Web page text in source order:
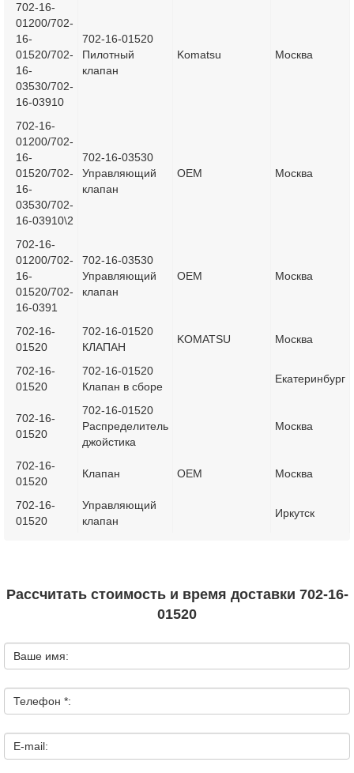
702-16-
01200/702-
16-
01520/702-
16-
03530/702-
16-03910
702-16-01520
Пилотный
клапан
Komatsu Москва
702-16-
01200/702-
16-
01520/702-
16-
03530/702-
16-03910\2
702-16-03530
Управляющий
клапан
OEM Москва
702-16-
01200/702-
16-
01520/702-
16-0391
702-16-03530
Управляющий
клапан
OEM Москва
702-16-
01520
702-16-01520
КЛАПАН
KOMATSU Москва
702-16-
01520
702-16-01520
Клапан в сборе
Екатеринбург
702-16-
01520
702-16-01520
Распределитель
джойстика
Москва
702-16-
01520
Клапан OEM Москва
702-16-
01520
Управляющий
клапан
Иркутск
Рассчитать стоимость и время доставки 702-16-
01520
Ваше имя:
Телефон *:
E-mail: